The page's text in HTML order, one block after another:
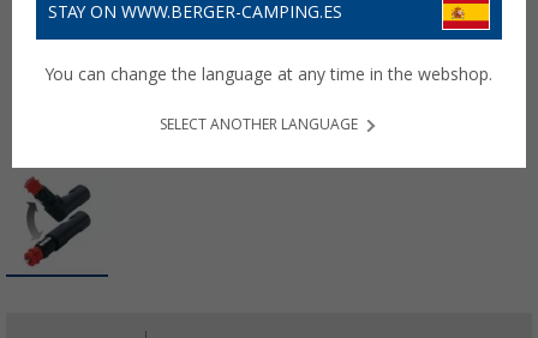
STAY ON WWW.BERGER-CAMPING.ES
You can change the language at any time in the webshop.
SELECT ANOTHER LANGUAGE